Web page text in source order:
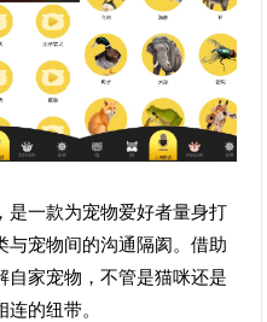
是一款为宠物爱好者量身打
与宠物间的沟通隔阂。借助
自家宠物，不管是猫咪还是
的纽带。